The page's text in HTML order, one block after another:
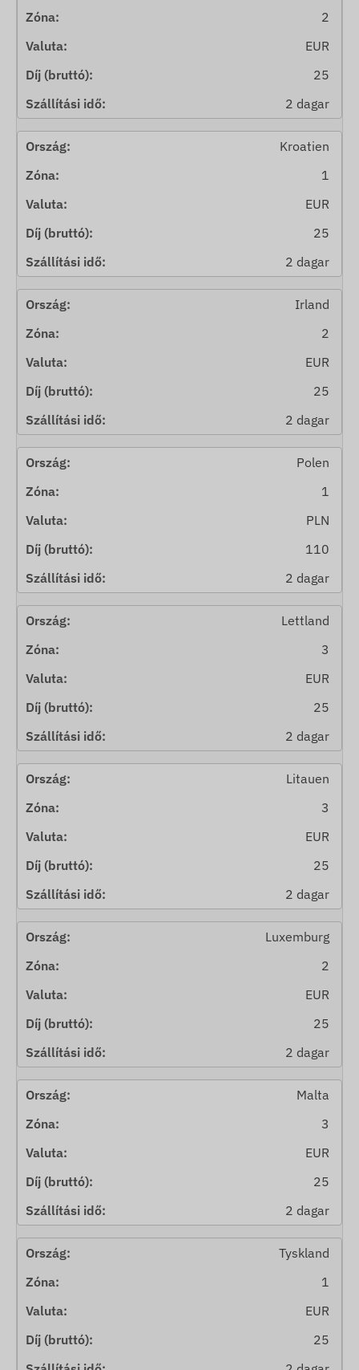
2
EUR
25
2 dagar
Kroatien
1
EUR
25
2 dagar
Irland
2
EUR
25
2 dagar
Polen
1
PLN
110
2 dagar
Lettland
3
EUR
25
2 dagar
Litauen
3
EUR
25
2 dagar
Luxemburg
2
EUR
25
2 dagar
Malta
3
EUR
25
2 dagar
Tyskland
1
EUR
25